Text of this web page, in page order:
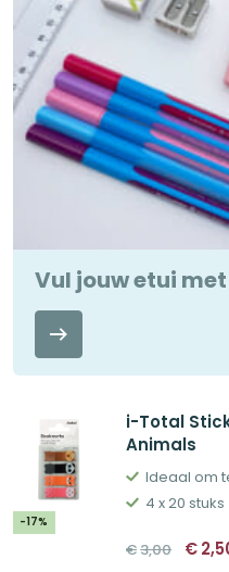
Vul jouw etui
-17%
i-Total
Animals
Ideaal om
4 x 20 stuks
€3,00 prijs
€